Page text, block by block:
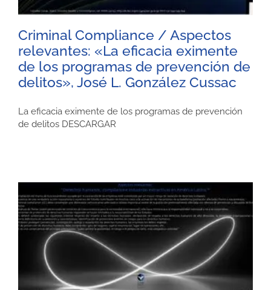
Criminal Compliance / Aspectos
relevantes: «La eficacia eximente
de los programas de prevención de
delitos», José L. González Cussac
La eficacia eximente de los programas de prevención
de delitos DESCARGAR